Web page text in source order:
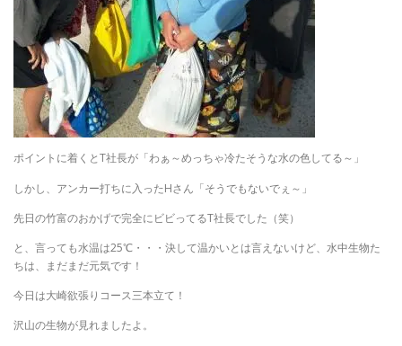
ポイントに着くとT社長が「わぁ～めっちゃ冷たそうな水の色してる～」
しかし、アンカー打ちに入ったHさん「そうでもないでぇ～」
先日の竹富のおかげで完全にビビってるT社長でした（笑）
と、言っても水温は25℃・・・決して温かいとは言えないけど、水中生物た
ちは、まだまだ元気です！
今日は大崎欲張りコース三本立て！
沢山の生物が見れましたよ。